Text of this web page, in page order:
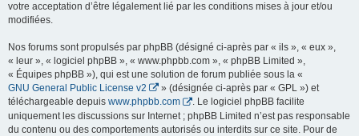
votre acceptation d’être légalement lié par les conditions mises à jour et/ou
modifiées.
Nos forums sont propulsés par phpBB (désigné ci-après par « ils », « eux »,
« leur », « logiciel phpBB », « www.phpbb.com », « phpBB Limited »,
« Équipes phpBB »), qui est une solution de forum publiée sous la «
GNU General Public License v2
» (désignée ci-après par « GPL ») et
téléchargeable depuis www.phpbb.com
. Le logiciel phpBB facilite
uniquement les discussions sur Internet ; phpBB Limited n’est pas responsable
du contenu ou des comportements autorisés ou interdits sur ce site. Pour de